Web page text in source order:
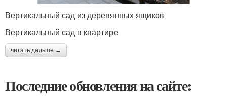
Вертикальный сад из деревянных ящиков
Вертикальный сад в квартире
читать дальше →
Последние обновления на сайте: